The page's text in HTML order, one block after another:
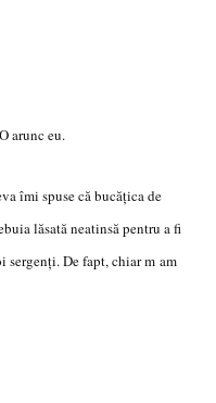
arunc eu.
îmi spuse că bucăţica de
lăsată neatinsă pentru a fi
sergenţi. De fapt, chiar m am